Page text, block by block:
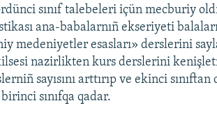
sınıf talebeleri içün mecburiy
ana-babalarnıñ ekseriyeti
medeniyetler esasları» derslerini
nazirlikten kurs derslerini
sayısını arttırıp ve ekinci
birinci sınıfqa qadar.